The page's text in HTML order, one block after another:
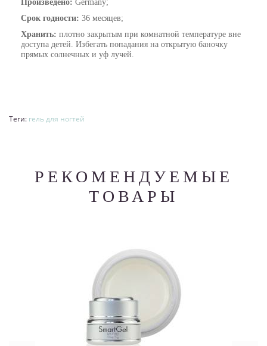
Произведено: Germany;
Срок годности: 36 месяцев;
Хранить: плотно закрытым при комнатной температуре вне
доступа детей. Избегать попадания на открытую баночку
прямых солнечных и уф лучей.
Теги: гель для ногтей
РЕКОМЕНДУЕМЫЕ
ТОВАРЫ